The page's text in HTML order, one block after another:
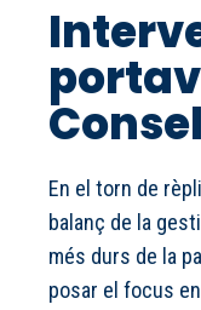
En el torn de
balanç de la
més durs de la
posar el focus